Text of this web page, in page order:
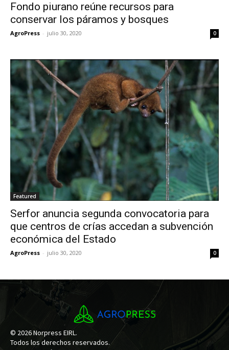
Fondo piurano reúne recursos para
conservar los páramos y bosques
AgroPress - julio 30, 2020 0
Featured
Serfor anuncia segunda convocatoria para
que centros de crías accedan a subvención
económica del Estado
AgroPress - julio 30, 2020 0
© 2026 Norpress EIRL.
Todos los derechos reservados.